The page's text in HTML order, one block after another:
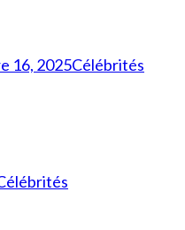
16, 2025Célébrités